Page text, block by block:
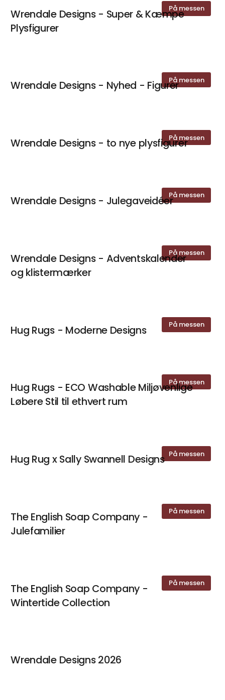
På messen
Wrendale Designs - Super & Kæmpe
Plysfigurer
På messen
Wrendale Designs - Nyhed - Figurer
På messen
Wrendale Designs - to nye plysfigurer
På messen
Wrendale Designs - Julegaveidéer
På messen
Wrendale Designs - Adventskalender
og klistermærker
På messen
Hug Rugs - Moderne Designs
På messen
Hug Rugs - ECO Washable Miljøvenlige
Løbere Stil til ethvert rum
På messen
Hug Rug x Sally Swannell Designs
På messen
The English Soap Company -
Julefamilier
På messen
The English Soap Company -
Wintertide Collection
Wrendale Designs 2026